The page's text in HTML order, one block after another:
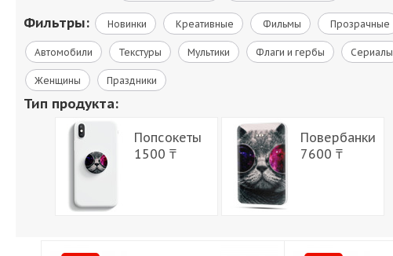
Фильтры: Новинки Креативные Фильмы Прозрачные
Автомобили Текстуры Мультики Флаги и гербы Сериалы
Женщины Праздники
Тип продукта:
Попсокеты
1500 ₸
Повербанки
7600 ₸